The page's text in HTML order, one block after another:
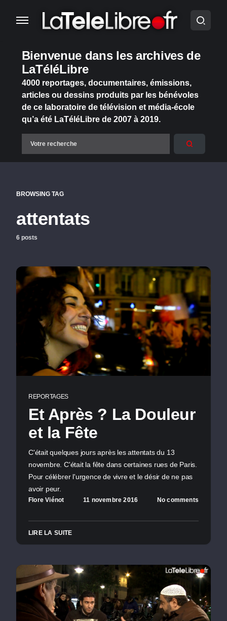
Bienvenue dans les archives de
LaTéléLibre
4000 reportages, documentaires, émissions,
articles ou dessins produits par les bénévoles
de ce laboratoire de télévision et média-école
qu’a été LaTéléLibre de 2007 à 2019.
BROWSING TAG
attentats
6 posts
REPORTAGES
Et Après ? La Douleur
et la Fête
C'était quelques jours après les attentats du 13
novembre. C'était la fête dans certaines rues de Paris.
Pour célébrer l'urgence de vivre et le désir de ne pas
avoir peur.
Flore Viénot 11 novembre 2016 No comments
LIRE LA SUITE